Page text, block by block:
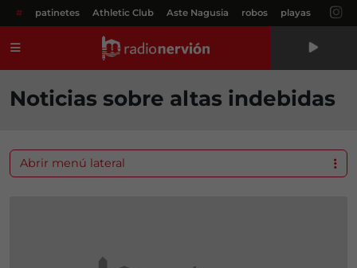
# patinetes Athletic Club Aste Nagusia robos playas
Noticias sobre altas indebidas
Abrir menú lateral